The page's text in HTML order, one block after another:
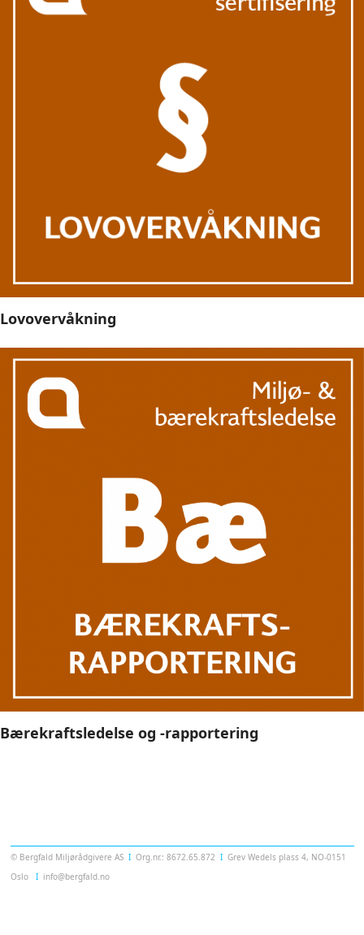
Lovovervåkning
Bærekraftsledelse og -rapportering
© Bergfald Miljørådgivere AS Ι Org.nr.: 8672.65.872 Ι Grev Wedels plass 4, NO-0151
Oslo Ι info@bergfald.no